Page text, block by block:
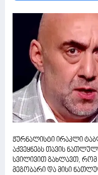
ჟურნალისტი ირაკლი
აქვეყნებს თავის
სვილივით გახლავთ, რომ
მეგობარი და მისი